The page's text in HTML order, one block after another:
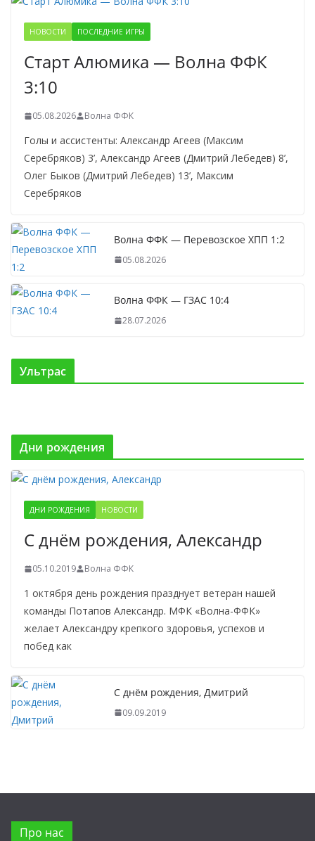
НОВОСТИ ПОСЛЕДНИЕ ИГРЫ
Старт Алюмика — Волна ФФК
3:10
05.08.2026 Волна ФФК
Голы и ассистенты: Александр Агеев (Максим
Серебряков) 3’, Александр Агеев (Дмитрий Лебедев) 8’,
Олег Быков (Дмитрий Лебедев) 13’, Максим
Серебряков
Волна ФФК — Перевозское ХПП 1:2
05.08.2026
Волна ФФК — ГЗАС 10:4
28.07.2026
Ультрас
Дни рождения
ДНИ РОЖДЕНИЯ НОВОСТИ
С днём рождения, Александр
05.10.2019 Волна ФФК
1 октября день рождения празднует ветеран нашей
команды Потапов Александр. МФК «Волна-ФФК»
желает Александру крепкого здоровья, успехов и
побед как
С днём рождения, Дмитрий
09.09.2019
Про нас